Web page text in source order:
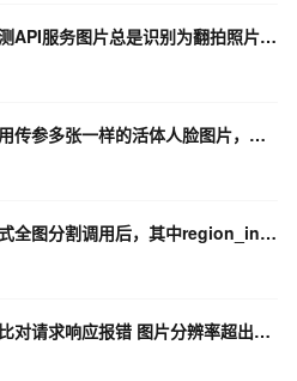
视觉智能开放平台人脸活体检测API服务图片总是识别为翻拍照片如何优化
视觉智能平台人脸活体检测使用传参多张一样的活体人脸图片，这种情况接口都是返回成功的是吗？
阿里云视觉智能开放平台交互式全图分割调用后，其中region_index图片不是彩色的这是什么原因？
阿里云视觉智能开放平台人脸比对请求响应报错 图片分辨率超出限制如何处理？